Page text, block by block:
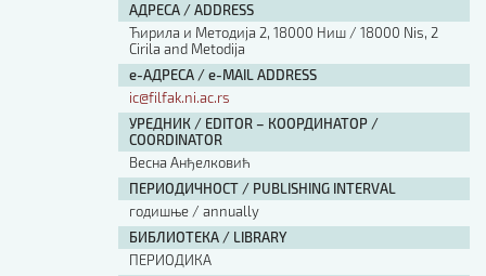
АДРЕСА / ADDRESS
Ћирила и Методија 2, 18000 Ниш / 18000 Nis, 2
Cirila and Metodija
е-АДРЕСА / e-MAIL ADDRESS
ic@filfak.ni.ac.rs
УРЕДНИК / EDITOR – КООРДИНАТОР /
COORDINATOR
Весна Анђелковић
ПЕРИОДИЧНОСТ / PUBLISHING INTERVAL
годишње / annually
БИБЛИОТЕКА / LIBRARY
ПЕРИОДИКА